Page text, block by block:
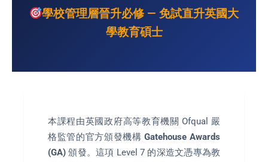
學校管理層晉升必修 — 免試直升英國大
學教育碩士
本課程由英國政府高等教育機關 Ofqual 嚴
格監管的官方頒發機構Gatehouse Awards
(GA) 頒發。這項 Level 7 的深造文憑專為教